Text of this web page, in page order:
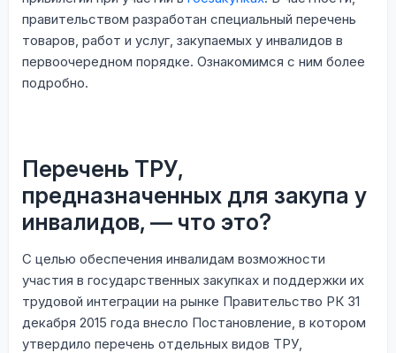
правительством разработан специальный перечень
товаров, работ и услуг, закупаемых у инвалидов в
первоочередном порядке. Ознакомимся с ним более
подробно.
Перечень ТРУ,
предназначенных для закупа у
инвалидов, — что это?
С целью обеспечения инвалидам возможности
участия в государственных закупках и поддержки их
трудовой интеграции на рынке Правительство РК 31
декабря 2015 года внесло Постановление, в котором
утвердило перечень отдельных видов ТРУ,